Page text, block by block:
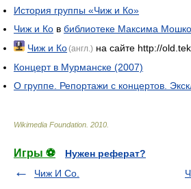
История группы «Чиж и Ко»
Чиж и Ко в библиотеке Максима
Чиж и Ко(англ.) на сайте http://
Концерт в Мурманске (2007)
О группе. Репортажи с концертов.
Wikimedia Foundation 2010
Игры ⚽
Нужен реферат?
Чиж И Co.